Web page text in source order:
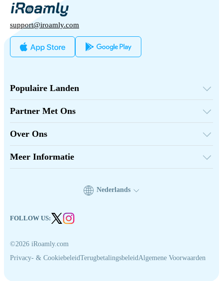
support@iroamly.com
Populaire Landen
Turkije
Frankrijk
Thailand
Japan
Italië
India
Spanje
Partner Met Ons
Affiliate Programmama
API Documenten
Over Ons
Meer Informatie
Ondersteunde eSIM-apparaten
©2026 iRoamly.com
Privacy- & CookiebeleidTerugbetalingsbeleidAlgemene Voorwaarden
Nederlands
FOLLOW US: